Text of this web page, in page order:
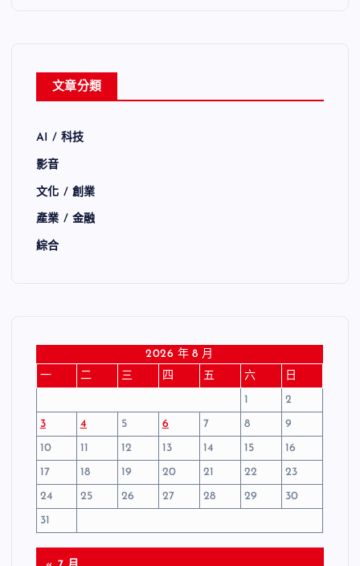
文章分類
AI / 科技
影音
文化 / 創業
產業 / 金融
綜合
2026 年 8 月
一
二 三 四 五 六
日
1
2
3
4 5 6 7 8
9
10
11 12 13 14 15
16
17
18 19 20 21 22
23
24
25 26 27 28 29
30
31